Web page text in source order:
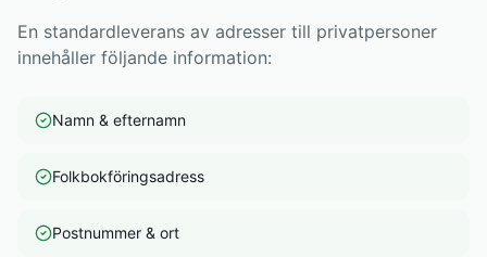
En standardleverans av adresser till privatpersoner
innehåller följande information:
Namn & efternamn
Folkbokföringsadress
Postnummer & ort